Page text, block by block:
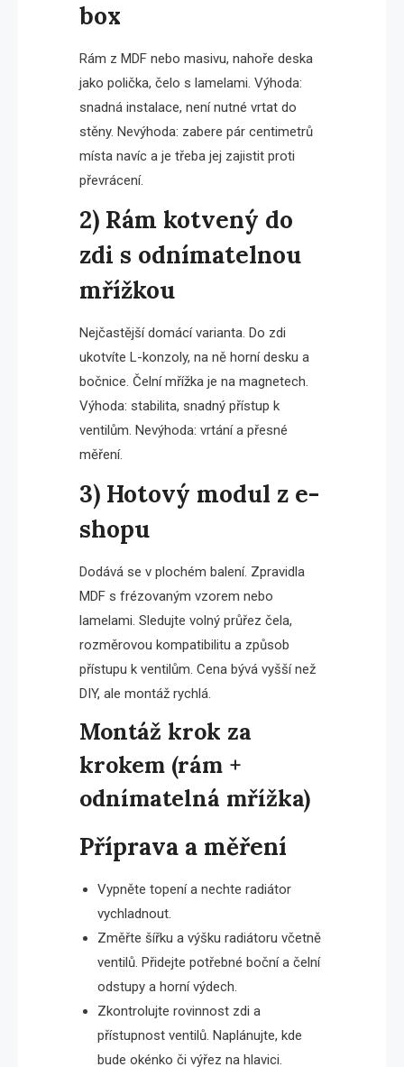
box
Rám z MDF nebo masivu, nahoře deska
jako polička, čelo s lamelami. Výhoda:
snadná instalace, není nutné vrtat do
stěny. Nevýhoda: zabere pár centimetrů
místa navíc a je třeba jej zajistit proti
převrácení.
2) Rám kotvený do
zdi s odnímatelnou
mřížkou
Nejčastější domácí varianta. Do zdi
ukotvíte L-konzoly, na ně horní desku a
bočnice. Čelní mřížka je na magnetech.
Výhoda: stabilita, snadný přístup k
ventilům. Nevýhoda: vrtání a přesné
měření.
3) Hotový modul z e-
shopu
Dodává se v plochém balení. Zpravidla
MDF s frézovaným vzorem nebo
lamelami. Sledujte volný průřez čela,
rozměrovou kompatibilitu a způsob
přístupu k ventilům. Cena bývá vyšší než
DIY, ale montáž rychlá.
Montáž krok za
krokem (rám +
odnímatelná mřížka)
Příprava a měření
Vypněte topení a nechte radiátor
vychladnout.
Změřte šířku a výšku radiátoru včetně
ventilů. Přidejte potřebné boční a čelní
odstupy a horní výdech.
Zkontrolujte rovinnost zdi a
přístupnost ventilů. Naplánujte, kde
bude okénko či výřez na hlavici.